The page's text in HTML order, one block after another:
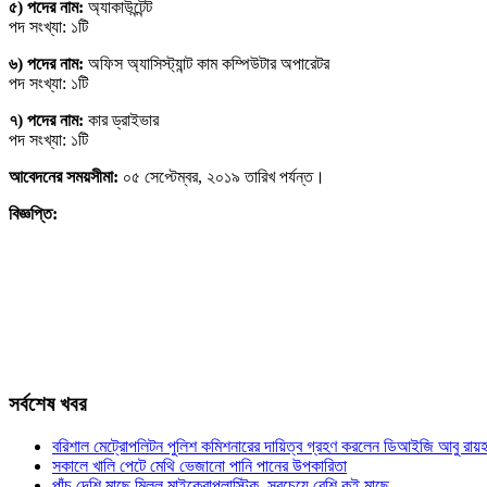
৫) পদের নাম: অ্যাকাউন্টেন্ট
পদ সংখ্যা: ১টি
৬) পদের নাম: অফিস অ্যাসিস্ট্যান্ট কাম কম্পিউটার অপারেটর
পদ সংখ্যা: ১টি
৭) পদের নাম: কার ড্রাইভার
পদ সংখ্যা: ১টি
আবেদনের সময়সীমা: ০৫ সেপ্টেম্বর, ২০১৯ তারিখ পর্যন্ত।
বিজ্ঞপ্তি:
সর্বশেষ খবর
বরিশাল মেট্রোপলিটন পুলিশ কমিশনারের দায়িত্ব গ্রহণ করলেন ডিআইজি আবু
সকালে খালি পেটে মেথি ভেজানো পানি পানের উপকারিতা